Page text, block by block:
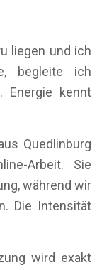
liegen und ich
begleite ich
Energie kennt
Quedlinburg
Arbeit. Sie
während wir
Die Intensität
wird exakt